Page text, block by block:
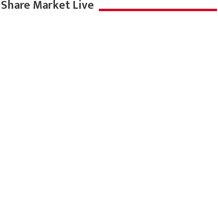
Share Market Live